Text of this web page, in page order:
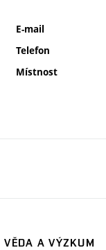
E-mail
Telefon
Místnost
VĚDA A VÝZKUM